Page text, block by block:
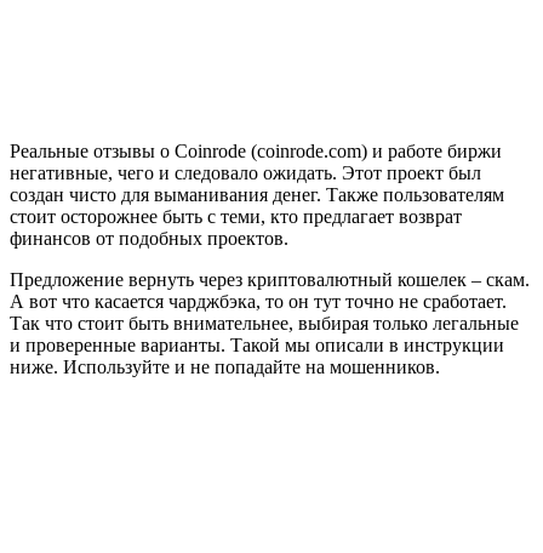
Реальные отзывы о Coinrode (coinrode.com) и работе биржи
негативные, чего и следовало ожидать. Этот проект был
создан чисто для выманивания денег. Также пользователям
стоит осторожнее быть с теми, кто предлагает возврат
финансов от подобных проектов.
Предложение вернуть через криптовалютный кошелек – скам.
А вот что касается чарджбэка, то он тут точно не сработает.
Так что стоит быть внимательнее, выбирая только легальные
и проверенные варианты. Такой мы описали в инструкции
ниже. Используйте и не попадайте на мошенников.